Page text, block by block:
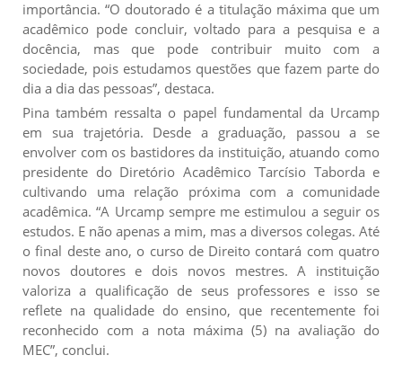
importância. “O doutorado é a titulação máxima que um
acadêmico pode concluir, voltado para a pesquisa e a
docência, mas que pode contribuir muito com a
sociedade, pois estudamos questões que fazem parte do
dia a dia das pessoas”, destaca.
Pina também ressalta o papel fundamental da Urcamp
em sua trajetória. Desde a graduação, passou a se
envolver com os bastidores da instituição, atuando como
presidente do Diretório Acadêmico Tarcísio Taborda e
cultivando uma relação próxima com a comunidade
acadêmica. “A Urcamp sempre me estimulou a seguir os
estudos. E não apenas a mim, mas a diversos colegas. Até
o final deste ano, o curso de Direito contará com quatro
novos doutores e dois novos mestres. A instituição
valoriza a qualificação de seus professores e isso se
reflete na qualidade do ensino, que recentemente foi
reconhecido com a nota máxima (5) na avaliação do
MEC”, conclui.